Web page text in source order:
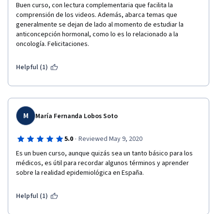
Buen curso, con lectura complementaria que facilita la
comprensión de los videos. Además, abarca temas que
generalmente se dejan de lado al momento de estudiar la
anticoncepción hormonal, como lo es lo relacionado a la
oncología. Felicitaciones.
Helpful (1)
M María Fernanda Lobos Soto
5.0 · Reviewed May 9, 2020
Es un buen curso, aunque quizás sea un tanto básico para los
médicos, es útil para recordar algunos términos y aprender
sobre la realidad epidemiológica en España.
Helpful (1)